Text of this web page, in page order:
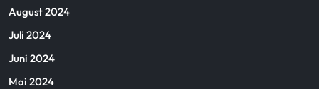
August 2024
Juli 2024
Juni 2024
Mai 2024